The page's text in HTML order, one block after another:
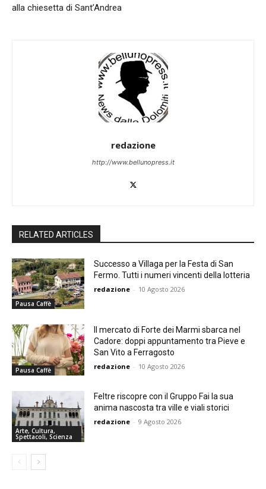
alla chiesetta di Sant’Andrea
redazione
http://www.bellunopress.it
RELATED ARTICLES
Pausa Caffè
Successo a Villaga per la Festa di San
Fermo. Tutti i numeri vincenti della lotteria
redazione - 10 Agosto 2026
Pausa Caffè
Il mercato di Forte dei Marmi sbarca nel
Cadore: doppi appuntamento tra Pieve e
San Vito a Ferragosto
redazione - 10 Agosto 2026
Arte, Cultura,
Spettacoli, Scienza
Feltre riscopre con il Gruppo Fai la sua
anima nascosta tra ville e viali storici
redazione - 9 Agosto 2026